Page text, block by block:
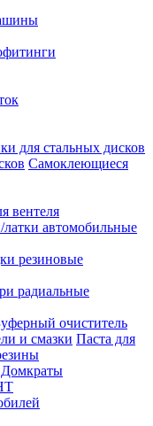
для стальных дисков
Самоклеющиеся
вентеля
латки автомобильные
резиновые
радиальные
очиститель
и смазки Паста для
Домкраты